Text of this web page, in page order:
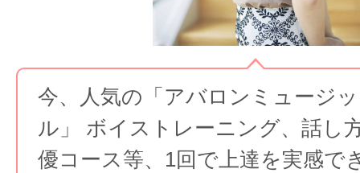
サイトマッ
今、人気の「アバロンミュージ
ル」 ボイストレーニング、話し
優コース等、1回で上達を実感で